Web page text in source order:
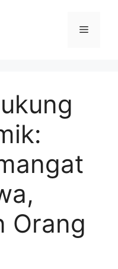
Menu
Orang